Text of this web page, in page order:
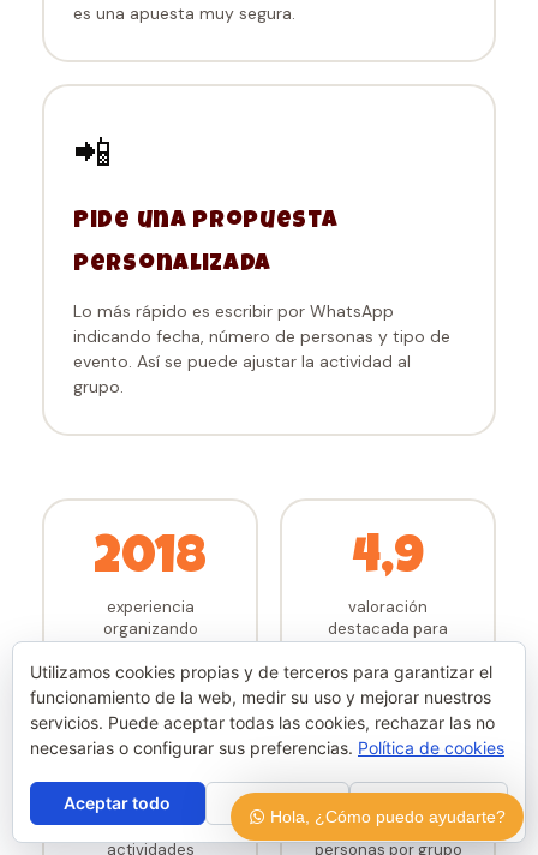
Hola, ¿Cómo puedo ayudarte?
es una apuesta muy segura.
📲
Pide una propuesta
personalizada
Lo más rápido es escribir por WhatsApp
indicando fecha, número de personas y tipo de
evento. Así se puede ajustar la actividad al
grupo.
2018
experiencia
organizando
eventos en Málaga
4,9
valoración
destacada para
en nuevos grupos
+6
actividades
200+
personas por grupo
Utilizamos cookies propias y de terceros para garantizar el
funcionamiento de la web, medir su uso y mejorar nuestros
servicios. Puede aceptar todas las cookies, rechazar las no
necesarias o configurar sus preferencias. Política de cookies
Aceptar todo Rechazar